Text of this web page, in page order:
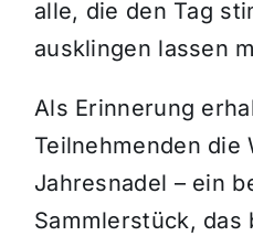
alle, die den Tag
ausklingen lassen
Als Erinnerung
Teilnehmenden die
Jahresnadel – ein
Sammlerstück, das